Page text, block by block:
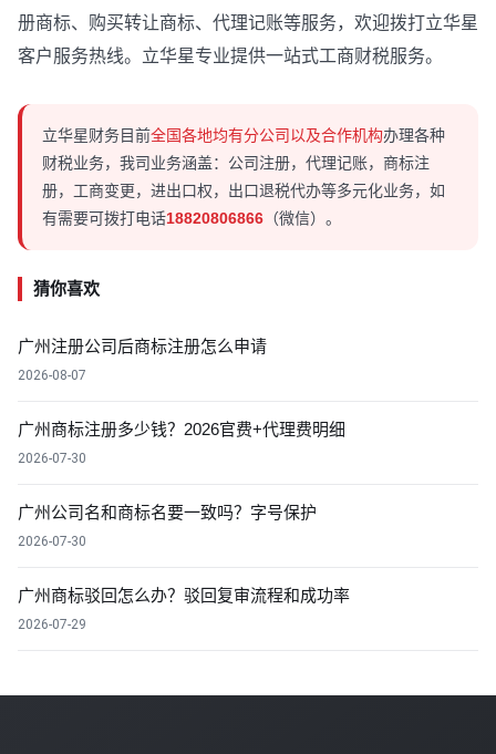
册商标、购买转让商标、代理记账等服务，欢迎拨打立华星
客户服务热线。立华星专业提供一站式工商财税服务。
立华星财务目前全国各地均有分公司以及合作机构办理各种
财税业务，我司业务涵盖：公司注册，代理记账，商标注
册，工商变更，进出口权，出口退税代办等多元化业务，如
有需要可拨打电话18820806866 （微信）。
猜你喜欢
广州注册公司后商标注册怎么申请
2026-08-07
广州商标注册多少钱？2026官费+代理费明细
2026-07-30
广州公司名和商标名要一致吗？字号保护
2026-07-30
广州商标驳回怎么办？驳回复审流程和成功率
2026-07-29